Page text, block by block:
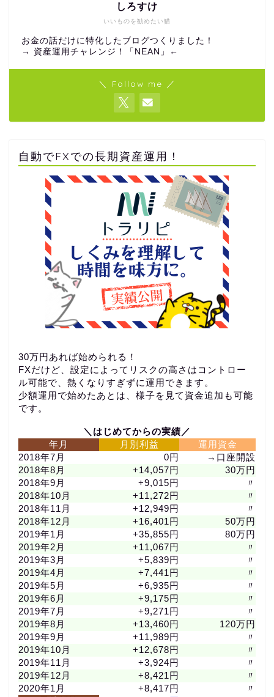
いいものを勧めたい猫
しろすけ
お金の話だけに特化したブログつくりました！
→ 資産運用チャレンジ！「NEAN」 ←
＼ Follow me ／
自動でFXでの長期資産運用！
30万円あれば始められる！
FXだけど、設定によってリスクの高さはコントロー
ル可能で、熱くなりすぎずに運用できます。
少額運用で始めたあとは、様子を見て資金追加も可能
です。
＼はじめてからの実績／
年月
月別利益
運用資金
2018年7月
0円
→口座開設
2018年8月
+14,057円
30万円
2018年9月
+9,015円
〃
2018年10月
+11,272円
〃
2018年11月
+12,949円
〃
2018年12月
+16,401円
50万円
2019年1月
+35,855円
80万円
2019年2月
+11,067円
〃
2019年3月
+5,839円
〃
2019年4月
+7,441円
〃
2019年5月
+6,935円
〃
2019年6月
+9,175円
〃
2019年7月
+9,271円
〃
2019年8月
+13,460円
120万円
2019年9月
+11,989円
〃
2019年10月
+12,678円
〃
2019年11月
+3,924円
〃
2019年12月
+8,421円
〃
2020年1月
+8,417円
〃